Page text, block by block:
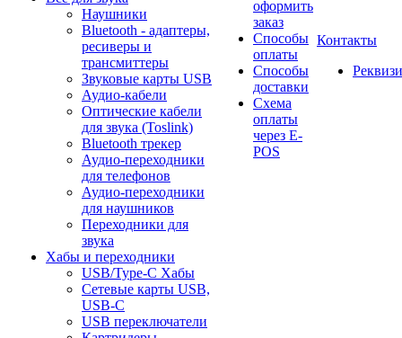
Наушники
Bluetooth - адаптеры,
ресиверы и
трансмиттеры
Звуковые карты USB
Аудио-кабели
Оптические кабели
для звука (Toslink)
Bluetooth трекер
Аудио-переходники
для телефонов
Аудио-переходники
для наушников
Переходники для
звука
Хабы и переходники
USB/Type-C Хабы
Сетевые карты USB,
USB-C
USB переключатели
оформить
заказ
Способы
оплаты
Способы
доставки
Схема
оплаты
через E-
POS
Контакты